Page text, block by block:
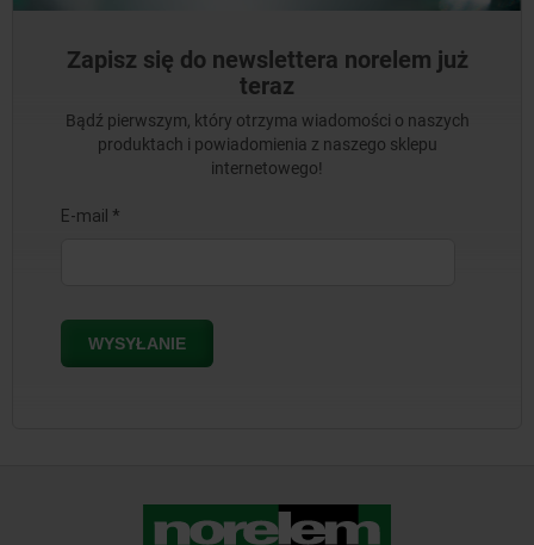
Zapisz się do newslettera norelem już
teraz
Bądź pierwszym, który otrzyma wiadomości o naszych
produktach i powiadomienia z naszego sklepu
internetowego!